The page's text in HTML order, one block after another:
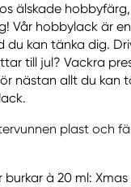
älskade
Vår hobbylack är
kan tänka dig.
till jul? Vackra
nästan allt du kan
plast och
à 20 ml: